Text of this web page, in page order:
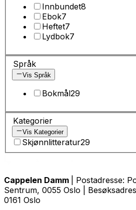
Innbundet8
Ebok7
Heftet7
Lydbok7
Språk
Vis Språk
Bokmål29
Kategorier
Vis Kategorier
Skjønnlitteratur29
Cappelen Damm
| Postadresse:
Sentrum, 0055 Oslo |
0161 Oslo